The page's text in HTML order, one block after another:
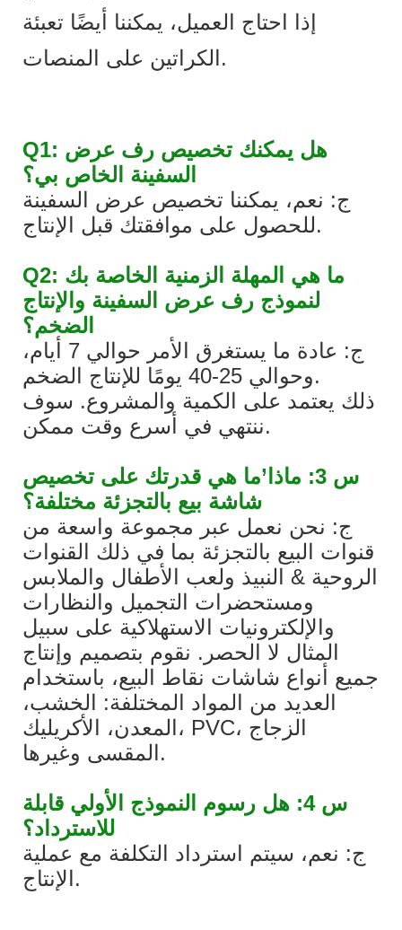
إذا احتاج العميل، يمكننا أيضًا تعبئة
الكراتين على المنصات.
Q1: هل يمكنك تخصيص رف عرض
السفينة الخاص بي؟
ج: نعم، يمكننا تخصيص عرض السفينة
للحصول على موافقتك قبل الإنتاج.
Q2: ما هي المهلة الزمنية الخاصة بك
لنموذج رف عرض السفينة والإنتاج
الضخم؟
ج: عادة ما يستغرق الأمر حوالي 7 أيام،
وحوالي 25-40 يومًا للإنتاج الضخم.
ذلك يعتمد على الكمية والمشروع. سوف
ننتهي في أسرع وقت ممكن.
س 3: ماذا’ما هي قدرتك على تخصيص
شاشة بيع بالتجزئة مختلفة؟
ج: نحن نعمل عبر مجموعة واسعة من
قنوات البيع بالتجزئة بما في ذلك القنوات
الروحية & النبيذ ولعب الأطفال والملابس
ومستحضرات التجميل والنظارات
والإلكترونيات الاستهلاكية على سبيل
المثال لا الحصر. نقوم بتصميم وإنتاج
جميع أنواع شاشات نقاط البيع، باستخدام
العديد من المواد المختلفة: الخشب،
المعدن، الأكريليك، PVC، الزجاج
المقسى وغيرها.
س 4: هل رسوم النموذج الأولي قابلة
للاسترداد؟
ج: نعم، سيتم استرداد التكلفة مع عملية
الإنتاج.